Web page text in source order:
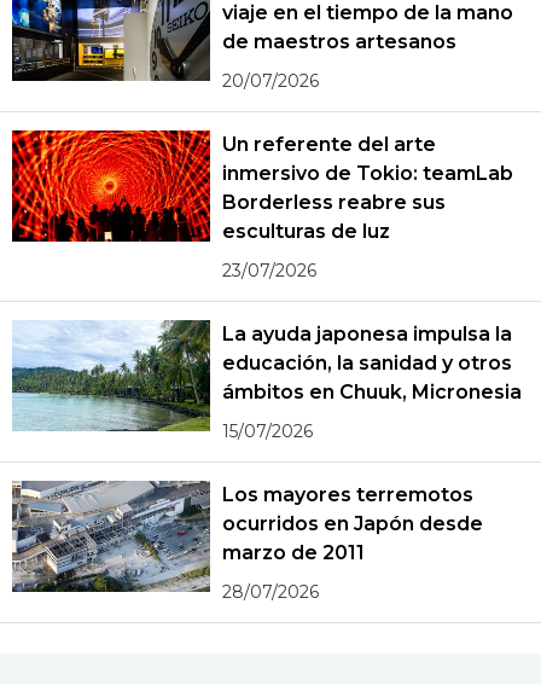
viaje en el tiempo de la mano
de maestros artesanos
20/07/2026
Un referente del arte
inmersivo de Tokio: teamLab
Borderless reabre sus
esculturas de luz
23/07/2026
La ayuda japonesa impulsa la
educación, la sanidad y otros
ámbitos en Chuuk, Micronesia
15/07/2026
Los mayores terremotos
ocurridos en Japón desde
marzo de 2011
28/07/2026